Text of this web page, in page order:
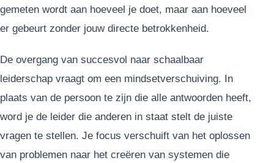
gemeten wordt aan hoeveel je doet, maar aan hoeveel
er gebeurt zonder jouw directe betrokkenheid.
De overgang van succesvol naar schaalbaar
leiderschap vraagt om een mindsetverschuiving. In
plaats van de persoon te zijn die alle antwoorden heeft,
word je de leider die anderen in staat stelt de juiste
vragen te stellen. Je focus verschuift van het oplossen
van problemen naar het creëren van systemen die